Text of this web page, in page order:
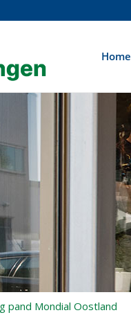
Home
pand Mondial Oostland